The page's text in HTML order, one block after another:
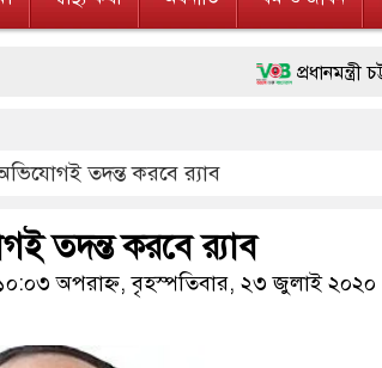
প্রধানমন্ত্রী চট্টগ্রাম ও
ফ্যাসিবাদবিরোধী আন্দোলনে
মাননীয় প্রধানমন্ত্রী,
জনগণ পরিবর্তন চেয়েছে
২৮ লাখ টাকার জাল
তদন্ত করবে র‍্যাব
তদন্ত করবে র‍্যাব
অপরাহ্ন, বৃহস্পতিবার, ২৩ জুলাই ২০২০